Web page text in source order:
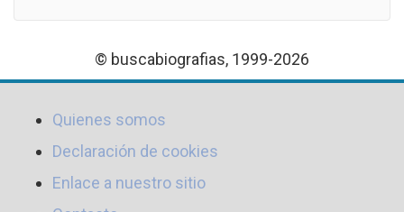
© buscabiografias, 1999-2026
Quienes somos
Declaración de cookies
Enlace a nuestro sitio